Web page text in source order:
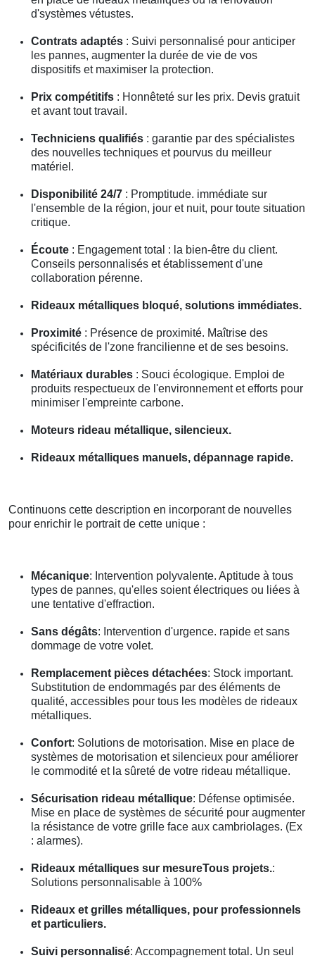
d'systèmes vétustes.
Contrats adaptés : Suivi personnalisé pour anticiper
les pannes, augmenter la durée de vie de vos
dispositifs et maximiser la protection.
Prix compétitifs : Honnêteté sur les prix. Devis gratuit
et avant tout travail.
Techniciens qualifiés : garantie par des spécialistes
des nouvelles techniques et pourvus du meilleur
matériel.
Disponibilité 24/7 : Promptitude. immédiate sur
l'ensemble de la région, jour et nuit, pour toute situation
critique.
Écoute : Engagement total : la bien-être du client.
Conseils personnalisés et établissement d'une
collaboration pérenne.
Rideaux métalliques bloqué, solutions immédiates.
Proximité : Présence de proximité. Maîtrise des
spécificités de l'zone francilienne et de ses besoins.
Matériaux durables : Souci écologique. Emploi de
produits respectueux de l'environnement et efforts pour
minimiser l'empreinte carbone.
Moteurs rideau métallique, silencieux.
Rideaux métalliques manuels, dépannage rapide.
Continuons cette description en incorporant de nouvelles
pour enrichir le portrait de cette unique :
Mécanique: Intervention polyvalente. Aptitude à tous
types de pannes, qu'elles soient électriques ou liées à
une tentative d'effraction.
Sans dégâts: Intervention d'urgence. rapide et sans
dommage de votre volet.
Remplacement pièces détachées: Stock important.
Substitution de endommagés par des éléments de
qualité, accessibles pour tous les modèles de rideaux
métalliques.
Confort: Solutions de motorisation. Mise en place de
systèmes de motorisation et silencieux pour améliorer
le commodité et la sûreté de votre rideau métallique.
Sécurisation rideau métallique: Défense optimisée.
Mise en place de systèmes de sécurité pour augmenter
la résistance de votre grille face aux cambriolages. (Ex
: alarmes).
Rideaux métalliques sur mesureTous projets.:
Solutions personnalisable à 100%
Rideaux et grilles métalliques, pour professionnels
et particuliers.
Suivi personnalisé: Accompagnement total. Un seul